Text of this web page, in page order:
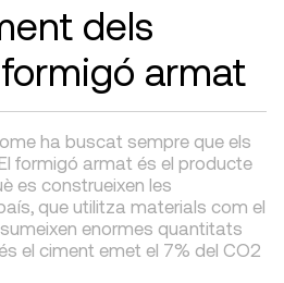
dels
armat
ha buscat sempre que els
formigó armat és el producte
es construeixen les
que utilitza materials com el
enormes quantitats
el ciment emet el 7% del CO2